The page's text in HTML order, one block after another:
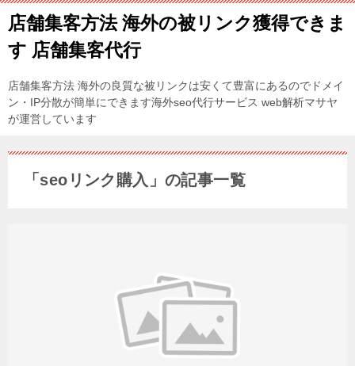
店舗集客方法 海外の被リンク獲得できま
す 店舗集客代行
店舗集客方法 海外の良質な被リンクは安くて豊富にあるのでドメイ
ン・IP分散が簡単にできます海外seo代行サービス web解析マサヤ
が運営しています
「seoリンク購入」の記事一覧